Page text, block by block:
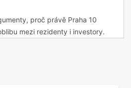
proč právě Praha 10
mezi rezidenty i investory.